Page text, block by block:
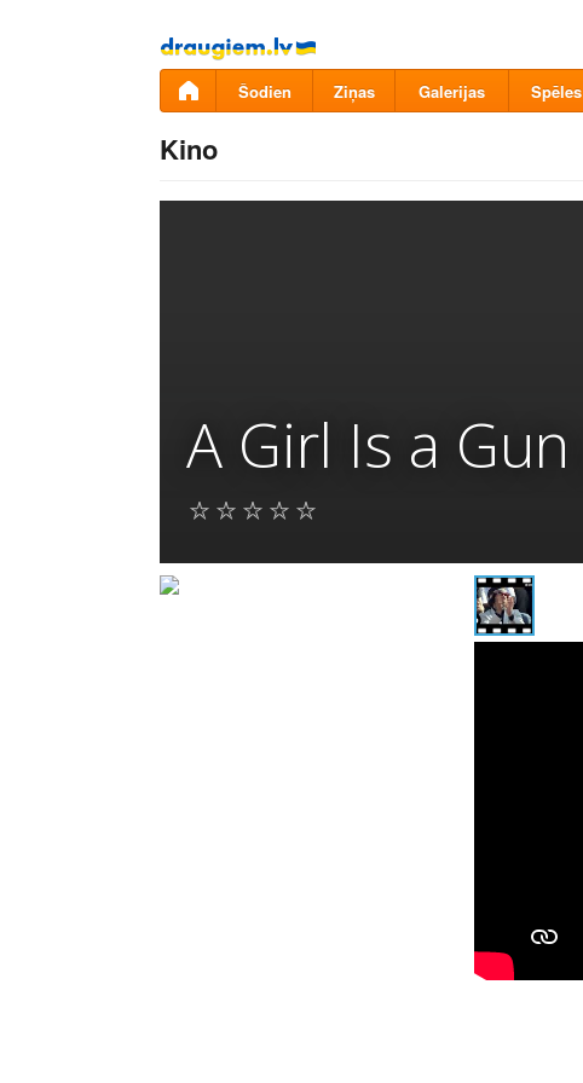
Pāriet
uz
saturu
Šodien Ziņas Galerijas Spēles
Kino
A Girl Is a Gun